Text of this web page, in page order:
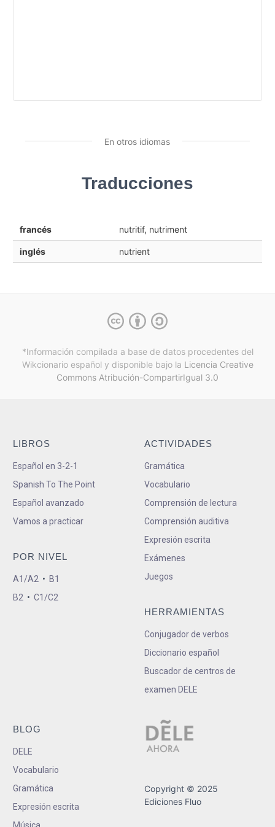
En otros idiomas
Traducciones
francés nutritif, nutriment
inglés nutrient
*Información compilada a base de datos procedentes del
Wikcionario español y disponible bajo la Licencia Creative
Commons Atribución-CompartirIgual 3.0
LIBROS
Español en 3-2-1
Spanish To The Point
Español avanzado
Vamos a practicar
POR NIVEL
A1/A2 • B1
B2 • C1/C2
ACTIVIDADES
Gramática
Vocabulario
Comprensión de lectura
Comprensión auditiva
Expresión escrita
Exámenes
Juegos
HERRAMIENTAS
Conjugador de verbos
Diccionario español
Buscador de centros de
examen DELE
BLOG
DELE
Vocabulario
Gramática
Expresión escrita
Copyright © 2025
Ediciones Fluo